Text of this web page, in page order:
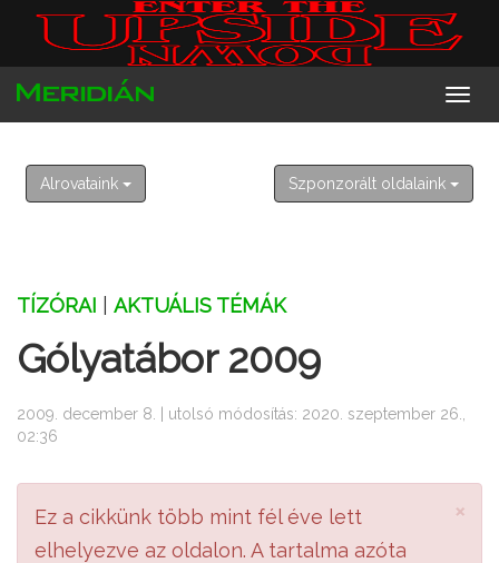
2026. augusztus 9. vasárnap
Emőd
Alrovataink Szponzorált oldalaink
TÍZÓRAI AKTUÁLIS TÉMÁK
Gólyatábor 2009
2009. december 8. | utolsó módosítás: 2020. szeptember 26.,
02:36
×
Ez a cikkünk több mint fél éve lett
elhelyezve az oldalon. A tartalma azóta